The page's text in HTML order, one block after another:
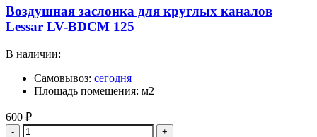
Воздушная заслонка для круглых каналов
Lessar LV-BDCM 125
В наличии:
Самовывоз: сегодня
Площадь помещения: м2
600 ₽
Quantity